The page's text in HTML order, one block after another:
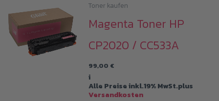
Toner kaufen
Magenta Toner HP
CP2020 / CC533A
99,00 €
i
Alle Preise inkl.19% MwSt.plus
Versandkosten